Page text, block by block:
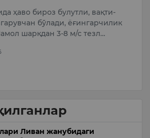
ҳаво бироз булутли, вақти-
бўлади, ёғингарчилик
шарқдан 3-8 м/с тезл…
Ливан жанубидаги